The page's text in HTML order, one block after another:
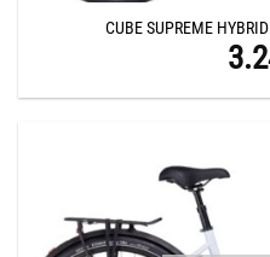
CUBE SUPREME